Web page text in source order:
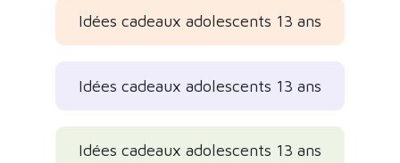
Idées cadeaux adolescents 13 ans
Idées cadeaux adolescents 13 ans
Idées cadeaux adolescents 13 ans